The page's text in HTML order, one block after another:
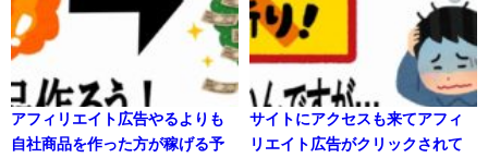
アフィリエイト広告やるよりも
自社商品を作った方が稼げる予
サイトにアクセスも来てアフィ
リエイト広告がクリックされて